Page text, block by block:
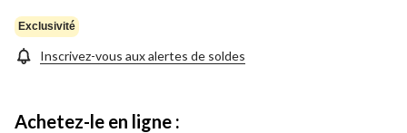
Exclusivité
Inscrivez-vous aux alertes de soldes
Achetez-le en ligne :